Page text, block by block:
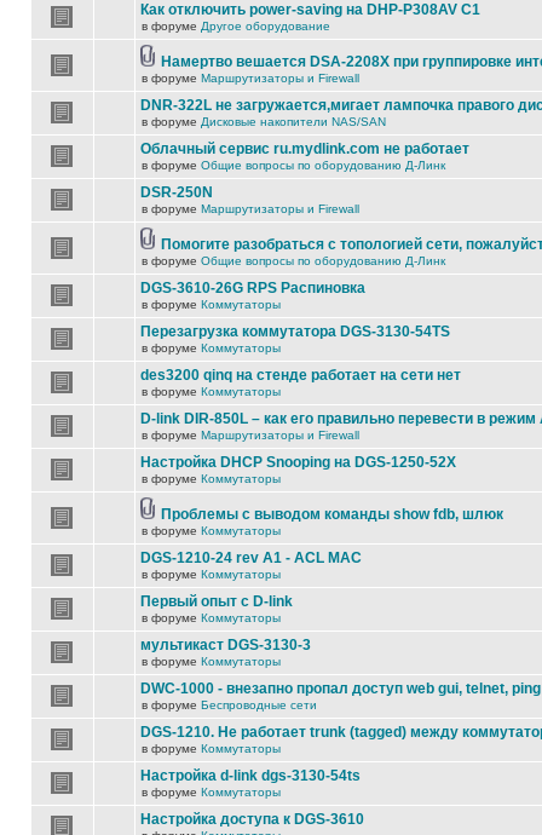
Как отключить power-saving на DHP-P308AV C1
в форуме Другое оборудование
Намертво вешается DSA-2208X при группировке
в форуме Маршрутизаторы и Firewall
DNR-322L не загружается,мигает лампочка правого
в форуме Дисковые накопители NAS/SAN
Облачный сервис ru.mydlink.com не работает
в форуме Общие вопросы по оборудованию Д-Линк
DSR-250N
в форуме Маршрутизаторы и Firewall
Помогите разобраться с топологией сети,
в форуме Общие вопросы по оборудованию Д-Линк
DGS-3610-26G RPS Распиновка
в форуме Коммутаторы
Перезагрузка коммутатора DGS-3130-54TS
в форуме Коммутаторы
des3200 qinq на стенде работает на сети нет
в форуме Коммутаторы
D-link DIR-850L – как его правильно перевести в режим
в форуме Маршрутизаторы и Firewall
Настройка DHCP Snooping на DGS-1250-52X
в форуме Коммутаторы
Проблемы с выводом команды show fdb, шлюк
в форуме Коммутаторы
DGS-1210-24 rev A1 - ACL MAC
в форуме Коммутаторы
Первый опыт с D-link
в форуме Коммутаторы
мультикаст DGS-3130-3
в форуме Коммутаторы
DWC-1000 - внезапно пропал доступ web gui, telnet, ping
в форуме Беспроводные сети
DGS-1210. Не работает trunk (tagged) между
в форуме Коммутаторы
Настройка d-link dgs-3130-54ts
в форуме Коммутаторы
Настройка доступа к DGS-3610